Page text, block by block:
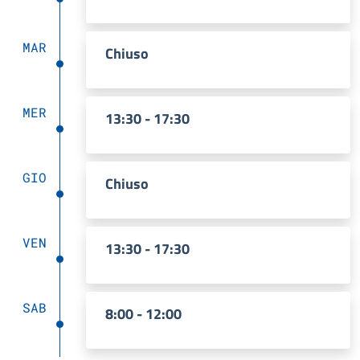
MAR Chiuso
MER 13:30 - 17:30
GIO Chiuso
VEN 13:30 - 17:30
SAB 8:00 - 12:00